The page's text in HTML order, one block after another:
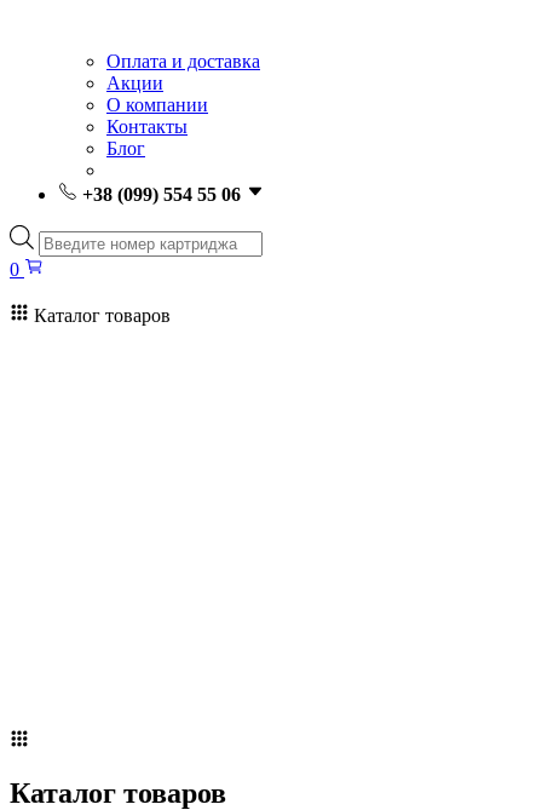
Оплата и доставка
Акции
О компании
Контакты
Блог
+38 (099) 554 55 06
Поиск
товаров
0
Каталог товаров
Каталог товаров